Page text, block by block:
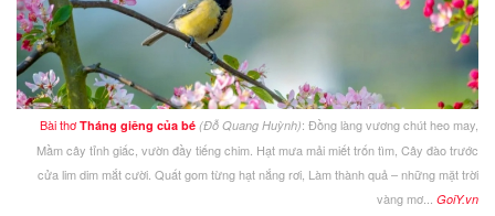
Bài thơTháng giêng của bé (Đỗ Quang Huỳnh): Đồng làng vương chút heo may,
Mầm cây tỉnh giấc, vườn đầy tiếng chim. Hạt mưa mải miết trốn tìm, Cây đào trước
cửa lim dim mắt cười. Quất gom từng hạt nắng rơi, Làm thành quả – những mặt trời
vàng mơ... GoiY.vn